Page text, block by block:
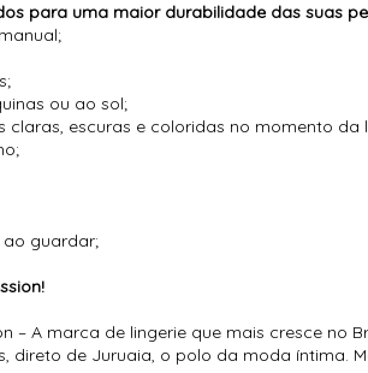
para uma maior durabilidade das suas
ou ao sol;
claras, escuras e coloridas no momento da
guardar;
– A marca de lingerie que mais cresce no
direto de Juruaia, o polo da moda íntima.